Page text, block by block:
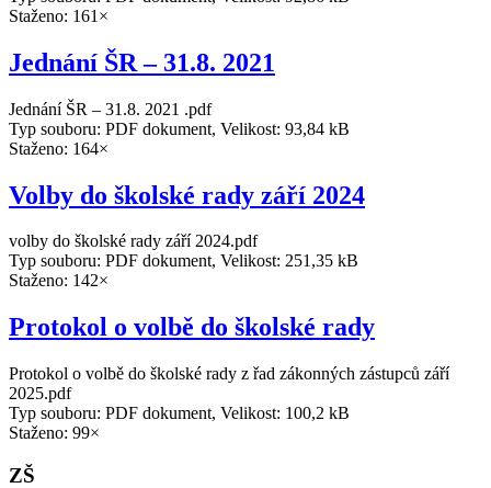
Staženo: 161×
Jednání ŠR – 31.8. 2021
Jednání ŠR – 31.8. 2021 .pdf
Typ souboru: PDF dokument, Velikost: 93,84 kB
Staženo: 164×
Volby do školské rady září 2024
volby do školské rady září 2024.pdf
Typ souboru: PDF dokument, Velikost: 251,35 kB
Staženo: 142×
Protokol o volbě do školské rady
Protokol o volbě do školské rady z řad zákonných zástupců září
2025.pdf
Typ souboru: PDF dokument, Velikost: 100,2 kB
Staženo: 99×
ZŠ